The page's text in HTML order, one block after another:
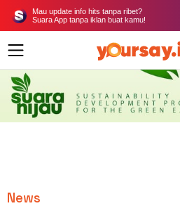
Mau update info hits tanpa ribet?
Suara App tanpa iklan buat kamu!
News